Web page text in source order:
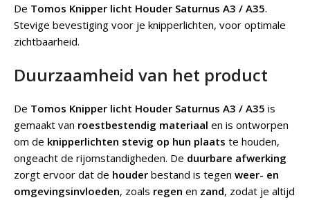
De Tomos Knipper licht Houder Saturnus A3 / A35.
Stevige bevestiging voor je knipperlichten, voor optimale
zichtbaarheid.
Duurzaamheid van het product
De Tomos Knipper licht Houder Saturnus A3 / A35 is
gemaakt van roestbestendig materiaal en is ontworpen
om de knipperlichten stevig op hun plaats te houden,
ongeacht de rijomstandigheden. De duurbare afwerking
zorgt ervoor dat de houder bestand is tegen weer- en
omgevingsinvloeden, zoals regen en zand, zodat je altijd